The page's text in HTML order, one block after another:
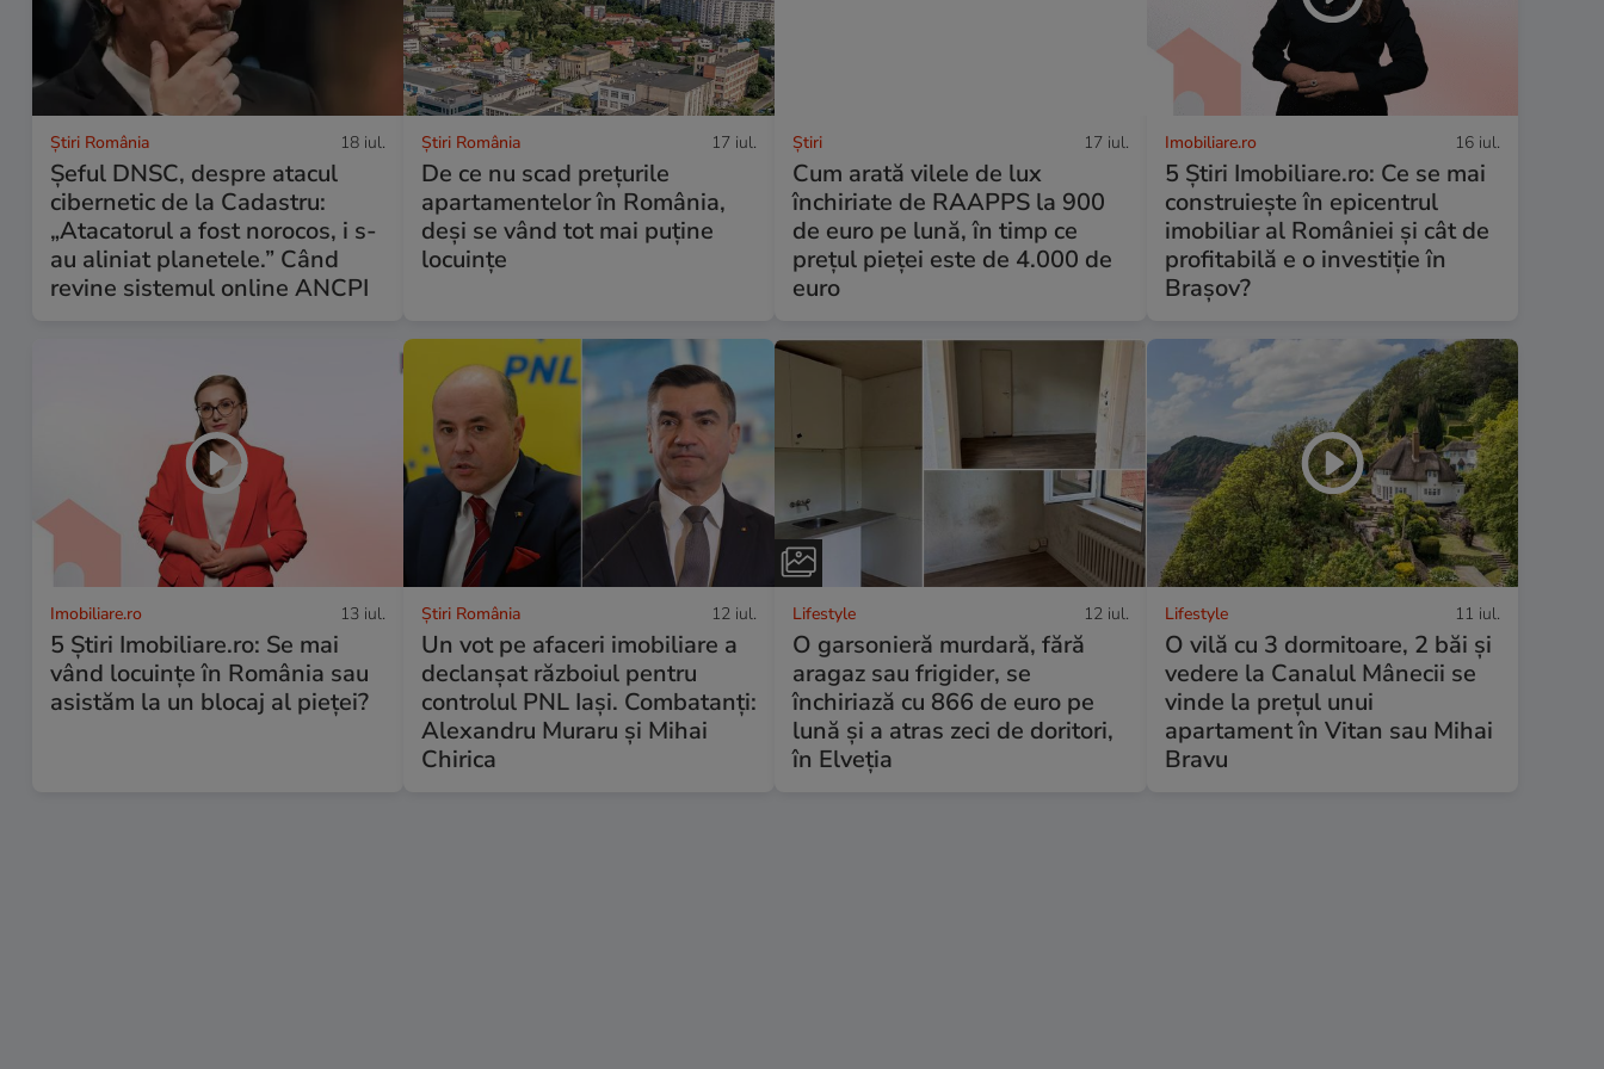
Știri România 18 iul.
Șeful DNSC, despre atacul
cibernetic de la Cadastru:
„Atacatorul a fost norocos, i s-
au aliniat planetele.” Când
revine sistemul online ANCPI
Știri România 17 iul.
De ce nu scad prețurile
apartamentelor în România,
deși se vând tot mai puține
locuințe
Ştiri 17 iul.
Cum arată vilele de lux
închiriate de RAAPPS la 900
de euro pe lună, în timp ce
prețul pieței este de 4.000 de
euro
Imobiliare.ro 16 iul.
5 Știri Imobiliare.ro: Ce se mai
construiește în epicentrul
imobiliar al României și cât de
profitabilă e o investiție în
Brașov?
Imobiliare.ro 13 iul.
5 Știri Imobiliare.ro: Se mai
vând locuințe în România sau
asistăm la un blocaj al pieței?
Știri România 12 iul.
Un vot pe afaceri imobiliare a
declanșat războiul pentru
controlul PNL Iași. Combatanți:
Alexandru Muraru și Mihai
Chirica
Lifestyle 12 iul.
O garsonieră murdară, fără
aragaz sau frigider, se
închiriază cu 866 de euro pe
lună și a atras zeci de doritori,
în Elveția
Lifestyle 11 iul.
O vilă cu 3 dormitoare, 2 băi și
vedere la Canalul Mânecii se
vinde la prețul unui
apartament în Vitan sau Mihai
Bravu